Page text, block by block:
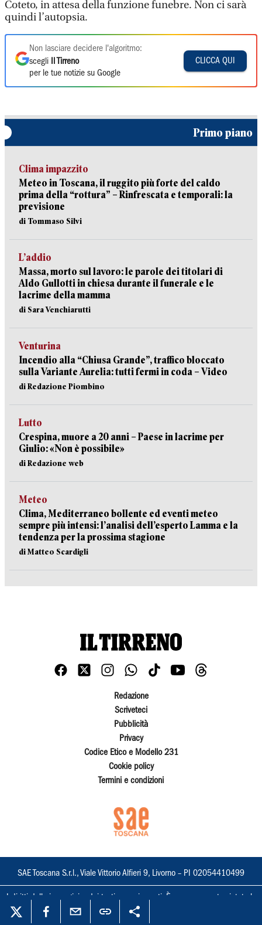
Coteto, in attesa della funzione funebre. Non ci sarà
quindi l’autopsia.
Non lasciare decidere l'algoritmo:
scegli
Il Tirreno
per le tue notizie su Google
CLICCA QUI
Primo piano
Clima impazzito
Meteo in Toscana, il ruggito più forte del caldo
prima della “rottura” – Rinfrescata e temporali: la
previsione
di Tommaso Silvi
L’addio
Massa, morto sul lavoro: le parole dei titolari di
Aldo Gullotti in chiesa durante il funerale e le
lacrime della mamma
di Sara Venchiarutti
Venturina
Incendio alla “Chiusa Grande”, traffico bloccato
sulla Variante Aurelia: tutti fermi in coda – Video
di Redazione Piombino
Lutto
Crespina, muore a 20 anni – Paese in lacrime per
Giulio: «Non è possibile»
di Redazione web
Meteo
Clima, Mediterraneo bollente ed eventi meteo
sempre più intensi: l’analisi dell’esperto Lamma e la
tendenza per la prossima stagione
di Matteo Scardigli
Redazione
Scriveteci
Pubblicità
Privacy
Codice Etico e Modello 231
Cookie policy
Termini e condizioni
SAE Toscana S.r.l., Viale Vittorio Alfieri 9, Livorno – PI 02054410499
I diritti delle immagini e dei testi sono riservati. È espressamente vietata la
loro riproduzione con qualsiasi mezzo e l'adattamento totale o parziale.